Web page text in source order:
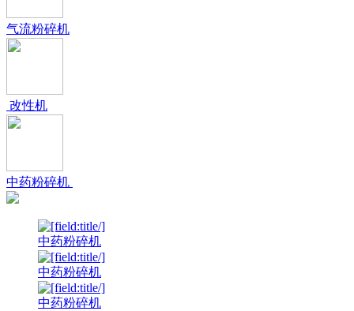
气流粉碎机
改性机
中药粉碎机
中药粉碎机
中药粉碎机
中药粉碎机